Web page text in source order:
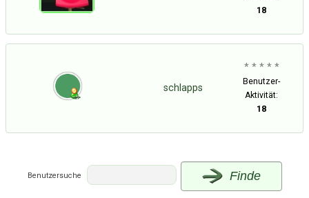
18
schlapps
* * * * *
Benutzer-
Aktivität:
18
Benutzersuche Finde